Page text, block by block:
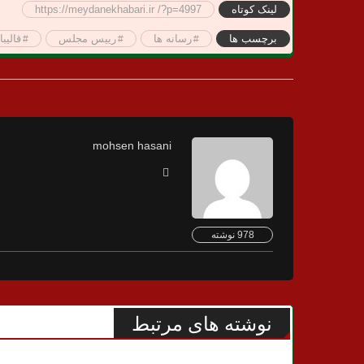
لینک کوتاه https://meydanekhabari.ir /?p=4997
برچسب ها رسانه ها رییس مجلس
978 نوشته
mohsen hasani
نوشته های مرتبط